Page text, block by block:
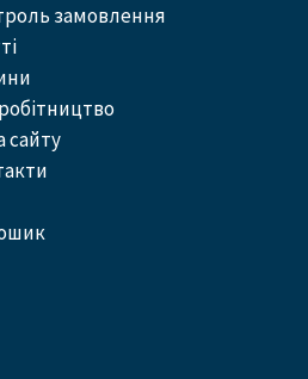
замовлення
сайту